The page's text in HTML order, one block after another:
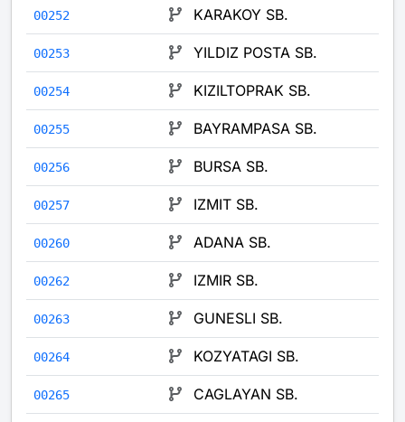
00252 KARAKOY SB.
00253 YILDIZ POSTA SB.
00254 KIZILTOPRAK SB.
00255 BAYRAMPASA SB.
00256 BURSA SB.
00257 IZMIT SB.
00260 ADANA SB.
00262 IZMIR SB.
00263 GUNESLI SB.
00264 KOZYATAGI SB.
00265 CAGLAYAN SB.